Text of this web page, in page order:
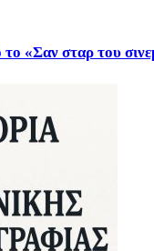
«Σαν σταρ του